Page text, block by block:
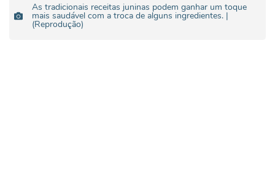
As tradicionais receitas juninas podem ganhar um toque
mais saudável com a troca de alguns ingredientes. |
(Reprodução)